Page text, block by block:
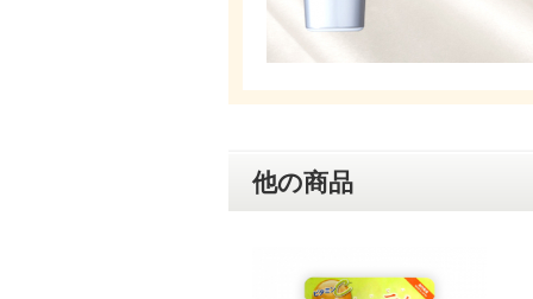
他の商品